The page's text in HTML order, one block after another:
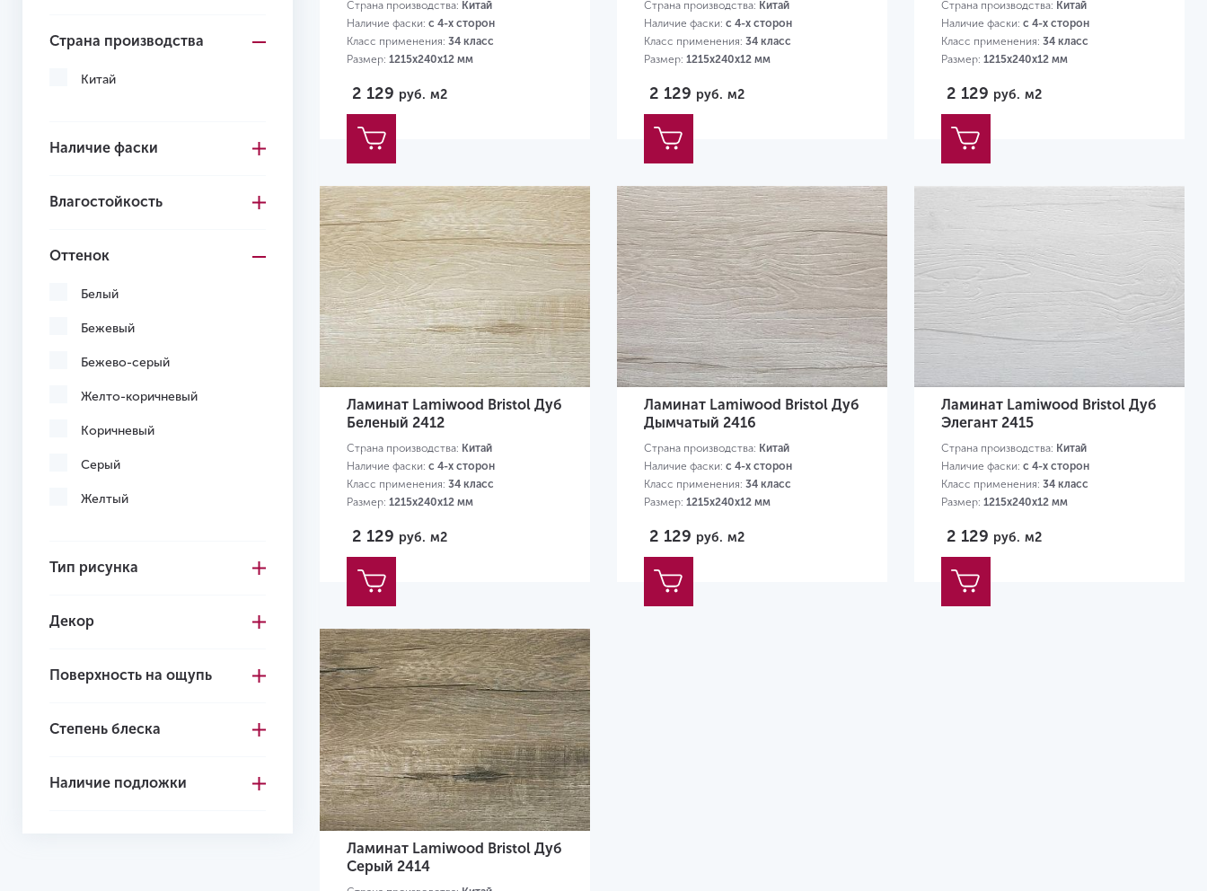
Страна производства
Китай
Наличие фаски
Влагостойкость
Оттенок
Белый
Бежевый
Бежево-серый
Желто-коричневый
Коричневый
Серый
Желтый
Тип рисунка
Декор
Поверхность на ощупь
Степень блеска
Наличие подложки
Страна производства: Китай
Наличие фаски: с 4-х сторон
Класс применения: 34 класс
Размер: 1215х240х12 мм
2 129 руб. м2
Страна производства: Китай
Наличие фаски: с 4-х сторон
Класс применения: 34 класс
Размер: 1215х240х12 мм
2 129 руб. м2
Страна производства: Китай
Наличие фаски: с 4-х сторон
Класс применения: 34 класс
Размер: 1215х240х12 мм
2 129 руб. м2
Ламинат Lamiwood Bristol Дуб
Беленый 2412
Страна производства: Китай
Наличие фаски: с 4-х сторон
Класс применения: 34 класс
Размер: 1215х240х12 мм
2 129 руб. м2
Ламинат Lamiwood Bristol Дуб
Дымчатый 2416
Страна производства: Китай
Наличие фаски: с 4-х сторон
Класс применения: 34 класс
Размер: 1215х240х12 мм
2 129 руб. м2
Ламинат Lamiwood Bristol Дуб
Элегант 2415
Страна производства: Китай
Наличие фаски: с 4-х сторон
Класс применения: 34 класс
Размер: 1215х240х12 мм
2 129 руб. м2
Ламинат Lamiwood Bristol Дуб
Серый 2414